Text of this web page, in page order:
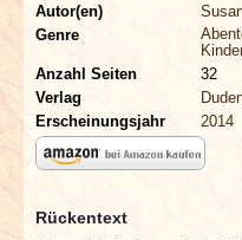
LINKS
ARCHIV
Autor(en)
Genre
Anzahl Seiten
32
Verlag
Erscheinungsjahr
2014
Rückentext